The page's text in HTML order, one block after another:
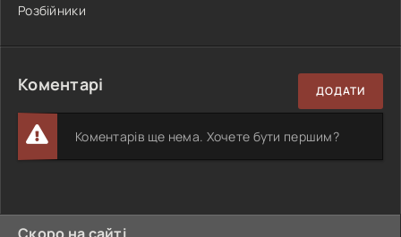
Розбійники
Коментарі ДОДАТИ
Коментарів ще нема. Хочете бути першим?